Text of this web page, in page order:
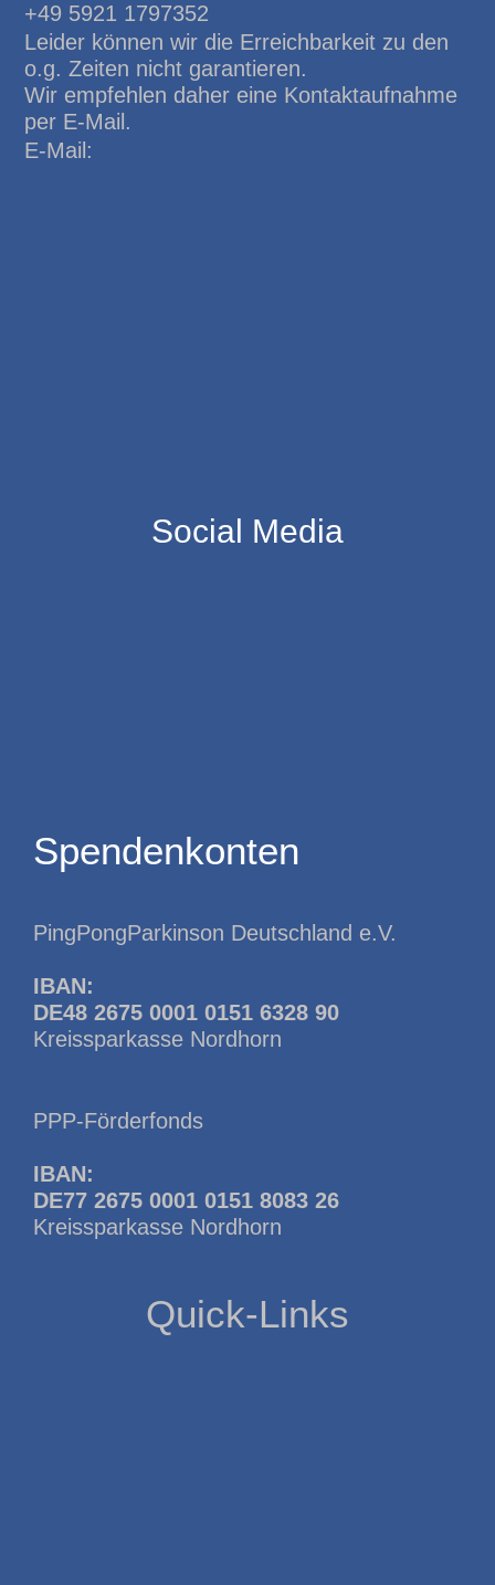
+49 5921 1797352
Leider können wir die Erreichbarkeit zu den
o.g. Zeiten nicht garantieren.
Wir empfehlen daher eine Kontaktaufnahme
per E-Mail.
E-Mail:
Social Media
Spendenkonten
PingPongParkinson Deutschland e.V.
IBAN:
DE48 2675 0001 0151 6328 90
Kreissparkasse Nordhorn
PPP-Förderfonds
IBAN:
DE77 2675 0001 0151 8083 26
Kreissparkasse Nordhorn
Quick-Links